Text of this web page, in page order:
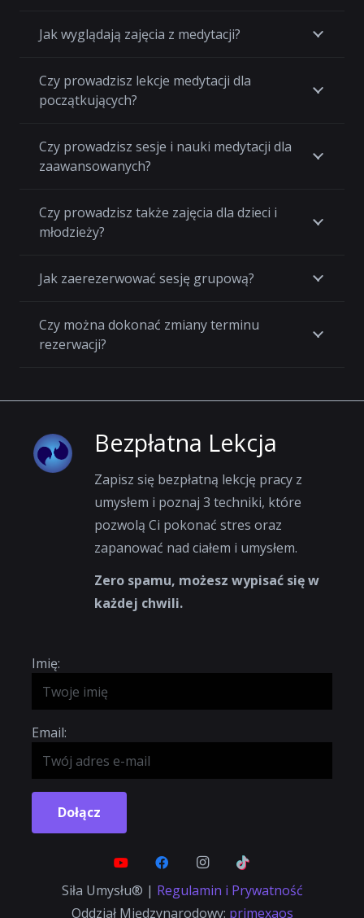
Jak wyglądają zajęcia z medytacji?
Czy prowadzisz lekcje medytacji dla
początkujących?
Czy prowadzisz sesje i nauki medytacji dla
zaawansowanych?
Czy prowadzisz także zajęcia dla dzieci i
młodzieży?
Jak zaerezerwować sesję grupową?
Czy można dokonać zmiany terminu
rezerwacji?
Bezpłatna Lekcja
Zapisz się bezpłatną lekcję pracy z
umysłem i poznaj 3 techniki, które
pozwolą Ci pokonać stres oraz
zapanować nad ciałem i umysłem.
Zero spamu, możesz wypisać się w
każdej chwili.
Imię:
Email:
Dołącz
Siła Umysłu® | Regulamin i Prywatność
Oddział Międzynarodowy: primexaos